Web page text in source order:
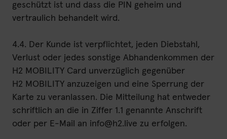
geschützt ist und dass die PIN geheim und
vertraulich behandelt wird.
4.4. Der Kunde ist verpflichtet, jeden Diebstahl,
Verlust oder jedes sonstige Abhandenkommen der
H2 MOBILITY Card unverzüglich gegenüber
H2 MOBILITY anzuzeigen und eine Sperrung der
Karte zu veranlassen. Die Mitteilung hat entweder
schriftlich an die in Ziffer 1.1 genannte Anschrift
oder per E-Mail an info@h2.live zu erfolgen.